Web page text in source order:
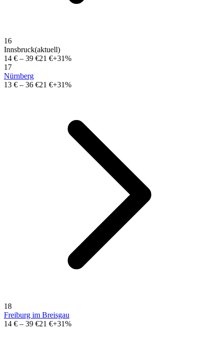
16
Innsbruck(aktuell)
14 € – 39 €21 €+31%
17
Nürnberg
13 € – 36 €21 €+31%
18
Freiburg im Breisgau
14 € – 39 €21 €+31%